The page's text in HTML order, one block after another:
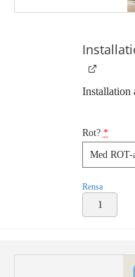
Installation
Rot? *
Rensa
Installation
mängd